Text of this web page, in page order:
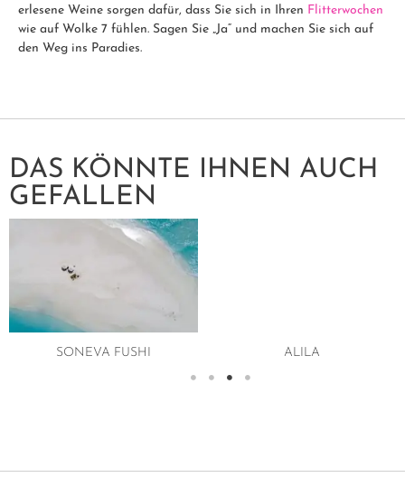
erlesene Weine sorgen dafür, dass Sie sich in Ihren Flitterwochen
wie auf Wolke 7 fühlen. Sagen Sie „Ja“ und machen Sie sich auf
den Weg ins Paradies.
DAS KÖNNTE IHNEN AUCH
GEFALLEN
SONEVA FUSHI ALILA